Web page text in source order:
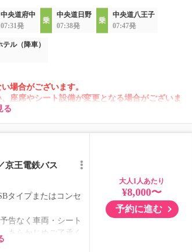
中央道府中
07:31発
中央道日野
07:38発
中央道八王子
07:47発
ル（降車）
場合がございます。
座席やシート設備が変更となる場合がございま
る
京王電鉄バス
タイプまたはコンセ
告なく車両・シート
あらかじめご了承く
大人
¥8,000〜
予約に進む